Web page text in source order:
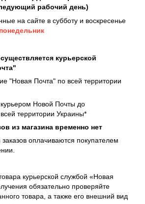
рабочий день)
на сайте в субботу и воскресенье
курьерской
"Новая Почта" по всей территории
Новой Почты до
всей территории Украины*
из магазина временно нет
заказов оплачиваются покупателем
курьерской службой «Новая
обязательно проверяйте
товара, а также его внешний вид